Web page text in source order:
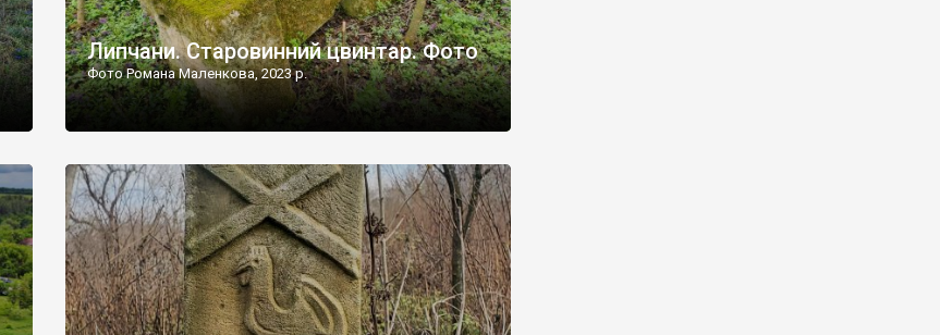
Липчани. Старовинний цвинтар. Фото
Фото Романа Маленкова, 2023 р.